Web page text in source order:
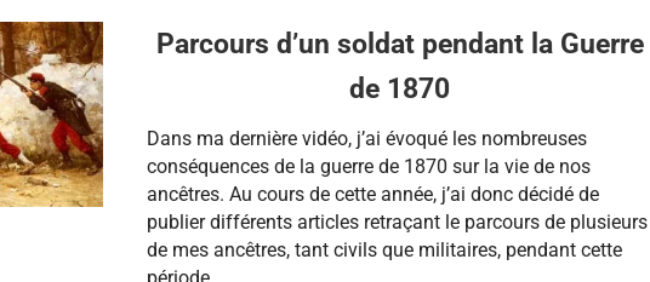
Parcours d’un soldat pendant la Guerre
de 1870
Dans ma dernière vidéo, j’ai évoqué les nombreuses
conséquences de la guerre de 1870 sur la vie de nos
ancêtres. Au cours de cette année, j’ai donc décidé de
publier différents articles retraçant le parcours de plusieurs
de mes ancêtres, tant civils que militaires, pendant cette